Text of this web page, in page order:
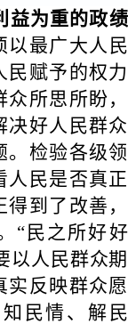
益为重的政绩
以最广大人民
民赋予的权力
所思所盼，
决好人民群众
。检验各级领
人民是否真正
到了改善，
“民之所好好
以人民群众期
实反映群众愿
民情、解民